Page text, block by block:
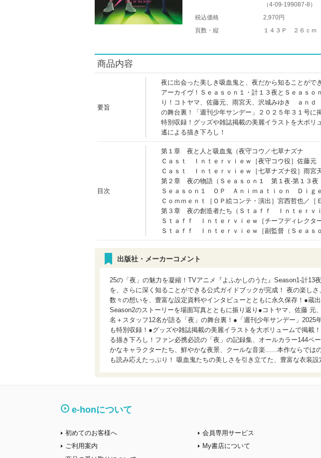
（4-09-199087-8 ）
税込価格
2,970円
頁数・縦
１４３Ｐ ２６ｃｍ
商品内容
要旨
夜に出会った美しき吸血鬼と、夜だから知ることが
アーカイヴ！Ｓｅａｓｏｎ１・計１３夜とＳｅａｓｏ
り！コトヤマ、佐藤元、雨宮天、沢城みゆき ａｎ
の舞台裏！「週刊少年サンデー」２０２５年３１号
特別収録！グッズや雑誌掲載の美麗イラストを大ボリ
遙による描き下ろし！
目次
第１章 夜と人と吸血鬼（夜守コウ／七草ナズナ
Ｃａｓｔ Ｉｎｔｅｒｖｉｅｗ［夜守コウ役］佐藤元
Ｃａｓｔ Ｉｎｔｅｒｖｉｅｗ［七草ナズナ役］雨宮
第２章 夜の物語（Ｓｅａｓｏｎ１ 第１夜‐第１３夜
Ｓｅａｓｏｎ１ ＯＰ Ａｎｉｍａｔｉｏｎ Ｄｉｇ
Ｃｏｍｍｅｎｔ［ＯＰ絵コンテ・演出］宮西哲也／
第３章 夜の創造者たち（Ｓｔａｆｆ Ｉｎｔｅｒｖ
Ｓｔａｆｆ Ｉｎｔｅｒｖｉｅｗ［チーフディレクタ
Ｓｔａｆｆ Ｉｎｔｅｒｖｉｅｗ［副監督（Ｓｅａｓ
出版社・メーカーコメント
25の「夜」の魅力を凝縮！TVアニメ『よふかしのうた』Season1-計13
を、さらに深く知ることができる公式ガイドブックが完成！ 夜の楽し
数々の想いを、豊富な設定資料やインタビューとともに永久保存！●蔵
Season2のストーリーを場面写真とともに振り返り●コトヤマ、佐藤 元
名＋スタッフ12名が語る「夜」の舞台裏！●「週刊少年サンデー」2025
も特別収録！●グッズや雑誌掲載の美麗イラストを大ボリュームで掲載
る描き下ろし！ファン必携必読の「夜」の記録集、オールカラー144ペ
かなキャラクターたち、鮮やかな夜景、クールな音楽......本作ならでは
も読み応えたっぷり！ 吸血鬼たちの美しさを引き立てた、豊富な衣装設
e-honについて
初めてのお客様へ
ご利用案内
会員専用サービス
My書店について